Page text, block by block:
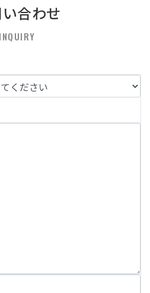
合わせ
INQUIRY